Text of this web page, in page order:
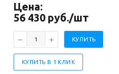
Цена:
56 430 руб./шт
КУПИТЬ
КУПИТЬ В 1 КЛИК